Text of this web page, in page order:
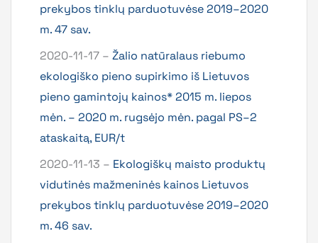
prekybos tinklų parduotuvėse 2019–2020
m. 47 sav.
2020-11-17 – Žalio natūralaus riebumo
ekologiško pieno supirkimo iš Lietuvos
pieno gamintojų kainos* 2015 m. liepos
mėn. – 2020 m. rugsėjo mėn. pagal PS–2
ataskaitą, EUR/t
2020-11-13 – Ekologiškų maisto produktų
vidutinės mažmeninės kainos Lietuvos
prekybos tinklų parduotuvėse 2019–2020
m. 46 sav.